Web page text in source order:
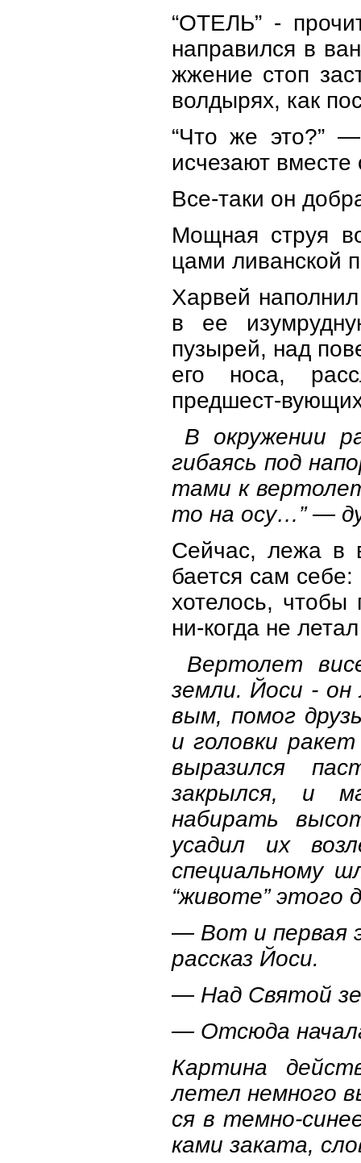
“ОТЕЛЬ” -
направился в
жжение стоп
волдырях, как
“Что же это?”
исчезают вместе
Все-таки он
Мощная струя
цами ливанской
Харвей
в ее
пузырей, над
его носа,
предшест-
В окружении
гибаясь под
тами к
то на осу…” —
Сейчас, лежа в
бается сам
хотелось, чтобы
ни-когда не
Вертолет
земли. Йоси -
вым, помог
и головки ракет
выразился
закрылся, и
набирать
усадил их
специальному
“животе” этого
— Вот и первая
рассказ Йоси.
— Над Святой
— Отсюда
Картина
летел немного
ся в темно-
ками заката,